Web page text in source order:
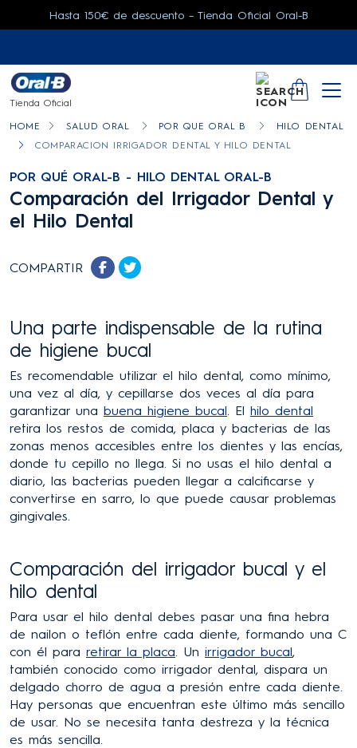
Hasta 150€ de descuento – Tienda Oficial Oral-B
Tienda Oficial
SEARCHYOUR
HOME SALUD ORAL POR QUE ORAL B
HILO DENTAL
COMPARACION IRRIGADOR DENTAL Y HILO DENTAL
POR QUÉ ORAL-B - HILO DENTAL ORAL-B
Comparación del Irrigador Dental y
el Hilo Dental
COMPARTIR
Una parte indispensable de la rutina
de higiene bucal
Es recomendable utilizar el hilo dental, como mínimo,
una vez al día, y cepillarse dos veces al día para
garantizar una buena higiene bucal . El hilo dental
retira los restos de comida, placa y bacterias de las
zonas menos accesibles entre los dientes y las encías,
donde tu cepillo no llega. Si no usas el hilo dental a
diario, las bacterias pueden llegar a calcificarse y
convertirse en sarro, lo que puede causar problemas
gingivales.
Comparación del irrigador bucal y el
hilo dental
Para usar el hilo dental debes pasar una fina hebra
de nailon o teflón entre cada diente, formando una C
con él para retirar la placa . Un irrigador bucal,
también conocido como irrigador dental, dispara un
delgado chorro de agua a presión entre cada diente.
Hay personas que encuentran este último más sencillo
de usar. No se necesita tanta destreza y la técnica
es más sencilla.